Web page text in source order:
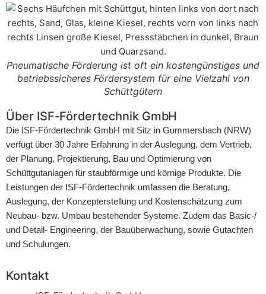
Pneumatische Förderung ist oft ein kostengünstiges und
betriebssicheres Fördersystem für eine Vielzahl von
Schüttgütern
Über ISF-Fördertechnik GmbH
Die ISF-Fördertechnik GmbH mit Sitz in Gummersbach (NRW)
verfügt über 30 Jahre Erfahrung in der Auslegung, dem Vertrieb,
der Planung, Projektierung, Bau und Optimierung von
Schüttgutanlagen für staubförmige und körnige Produkte. Die
Leistungen der ISF-Fördertechnik umfassen die Beratung,
Auslegung, der Konzepterstellung und Kostenschätzung zum
Neubau- bzw. Umbau bestehender Systeme. Zudem das Basic-/
und Detail- Engineering, der Bauüberwachung, sowie Gutachten
und Schulungen.
Kontakt